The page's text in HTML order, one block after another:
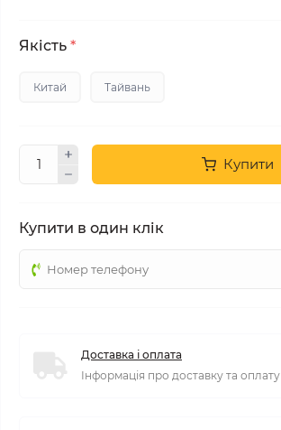
Якість *
Китай Тайвань
Купити
Купити в один клік
Доставка і оплата
Інформація про доставку та оплату